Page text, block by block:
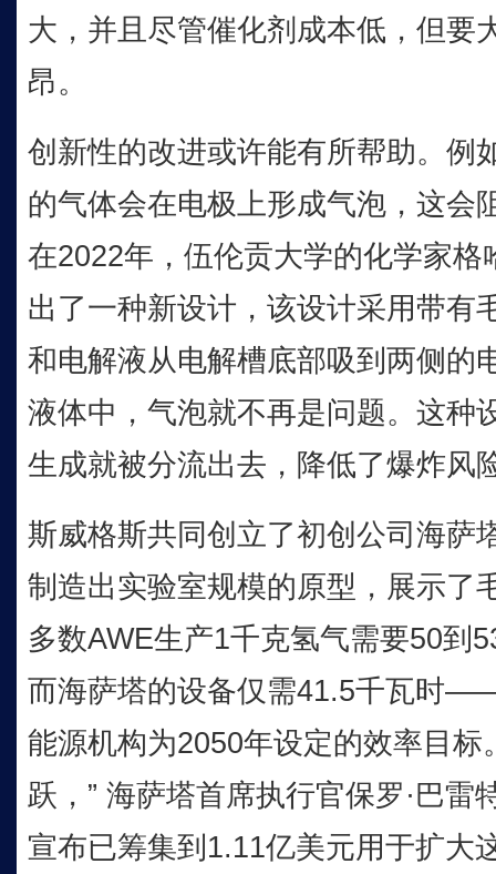
大，并且尽管催化剂成本低，但要
昂。
创新性的改进或许能有所帮助。例
的气体会在电极上形成气泡，这会
在2022年，伍伦贡大学的化学家格
出了一种新设计，该设计采用带有
和电解液从电解槽底部吸到两侧的
液体中，气泡就不再是问题。这种
生成就被分流出去，降低了爆炸风
斯威格斯共同创立了初创公司海萨
制造出实验室规模的原型，展示了
多数AWE生产1千克氢气需要50到
而海萨塔的设备仅需41.5千瓦时
能源机构为2050年设定的效率目标
跃，” 海萨塔首席执行官保罗·巴雷
宣布已筹集到1.11亿美元用于扩大